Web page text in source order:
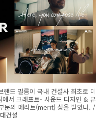
드 필름이 국내 건설사 최초로 미
서 크래프트- 사운드 디자인 & 뮤
의 메리트(merit) 상을 받았다. /
건설